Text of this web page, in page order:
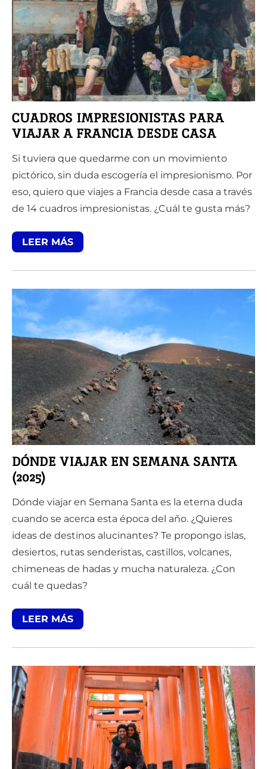
CUADROS IMPRESIONISTAS PARA
VIAJAR A FRANCIA DESDE CASA
Si tuviera que quedarme con un movimiento
pictórico, sin duda escogería el impresionismo. Por
eso, quiero que viajes a Francia desde casa a través
de 14 cuadros impresionistas. ¿Cuál te gusta más?
LEER MÁS
DÓNDE VIAJAR EN SEMANA SANTA
(2025)
Dónde viajar en Semana Santa es la eterna duda
cuando se acerca esta época del año. ¿Quieres
ideas de destinos alucinantes? Te propongo islas,
desiertos, rutas senderistas, castillos, volcanes,
chimeneas de hadas y mucha naturaleza. ¿Con
cuál te quedas?
LEER MÁS